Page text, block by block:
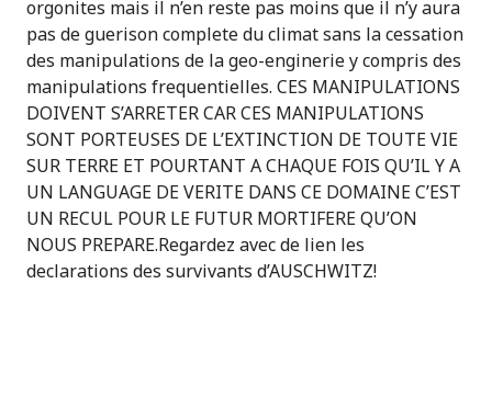
orgonites mais il n’en reste pas moins que il n’y aura
pas de guerison complete du climat sans la cessation
des manipulations de la geo-enginerie y compris des
manipulations frequentielles. CES MANIPULATIONS
DOIVENT S’ARRETER CAR CES MANIPULATIONS
SONT PORTEUSES DE L’EXTINCTION DE TOUTE VIE
SUR TERRE ET POURTANT A CHAQUE FOIS QU’IL Y A
UN LANGUAGE DE VERITE DANS CE DOMAINE C’EST
UN RECUL POUR LE FUTUR MORTIFERE QU’ON
NOUS PREPARE.Regardez avec de lien les
declarations des survivants d’AUSCHWITZ!